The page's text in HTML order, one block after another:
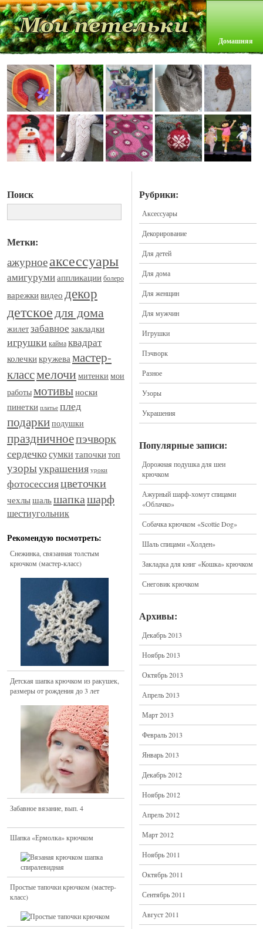
Домашняя
Поиск
Метки:
ажурноеаксессуары
амигурумиаппликацииболеро
варежкивидео декор
детскоедля дома
жилетзабавное закладки
игрушки каймаквадрат
колечкикружевамастер-
классмелочи митенки мои
работымотивыноски
пинетки платье плед
подаркиподушки
праздничноепэчворк
сердечкосумки тапочкитоп
узорыукрашения уроки
фотосессияцветочки
чехлышальшапкашарф
шестиугольник
Рекомендую посмотреть:
Снежинка, связанная толстым
крючком (мастер-класс)
Детская шапка крючком из ракушек,
размеры от рождения до 3 лет
Забавное вязание, вып. 4
Шапка «Ермолка» крючком
Простые тапочки крючком (мастер-
класс)
Рубрики:
Аксессуары
Декорирование
Для детей
Для дома
Для женщин
Для мужчин
Игрушки
Пэчворк
Разное
Узоры
Украшения
Популярные записи:
Дорожная подушка для шеи
крючком
Ажурный шарф-хомут спицами
«Облачко»
Собачка крючком «Scottie Dog»
Шаль спицами «Холден»
Закладка для книг «Кошка» крючком
Снеговик крючком
Архивы:
Декабрь 2013
Ноябрь 2013
Октябрь 2013
Апрель 2013
Март 2013
Февраль 2013
Январь 2013
Декабрь 2012
Ноябрь 2012
Апрель 2012
Март 2012
Ноябрь 2011
Октябрь 2011
Сентябрь 2011
Август 2011